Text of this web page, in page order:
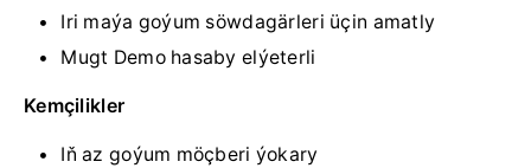
Iri maýa goýum söwdagärleri üçin amatly
Mugt Demo hasaby elýeterli
Kemçilikler
Iň az goýum möçberi ýokary